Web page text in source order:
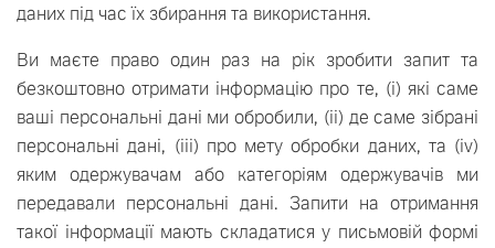
даних під час їх збирання та використання.
Ви маєте право один раз на рік зробити запит та
безкоштовно отримати інформацію про те, (i) які саме
ваші персональні дані ми обробили, (ii) де саме зібрані
персональні дані, (iii) про мету обробки даних, та (iv)
яким одержувачам або категоріям одержувачів ми
передавали персональні дані. Запити на отримання
такої інформації мають складатися у письмовій формі